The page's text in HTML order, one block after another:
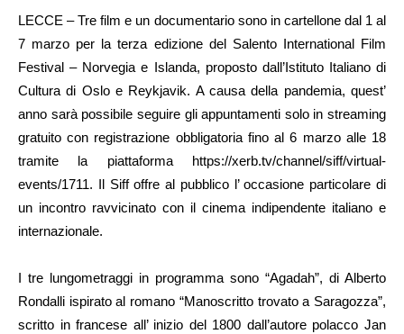
LECCE – Tre film e un documentario sono in cartellone dal 1 al
7 marzo per la terza edizione del Salento International Film
Festival – Norvegia e Islanda, proposto dall’Istituto Italiano di
Cultura di Oslo e Reykjavik. A causa della pandemia, quest’
anno sarà possibile seguire gli appuntamenti solo in streaming
gratuito con registrazione obbligatoria fino al 6 marzo alle 18
tramite la piattaforma https://xerb.tv/channel/siff/virtual-
events/1711. Il Siff offre al pubblico l’ occasione particolare di
un incontro ravvicinato con il cinema indipendente italiano e
internazionale.
I tre lungometraggi in programma sono “Agadah”, di Alberto
Rondalli ispirato al romano “Manoscritto trovato a Saragozza”,
scritto in francese all’ inizio del 1800 dall’autore polacco Jan